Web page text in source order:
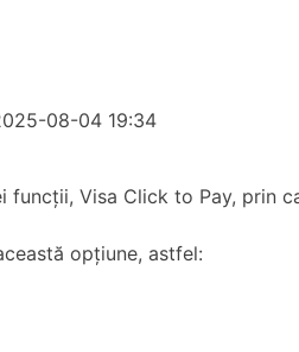
08-04 19:34
funcții, Visa Click to Pay,
opțiune, astfel: